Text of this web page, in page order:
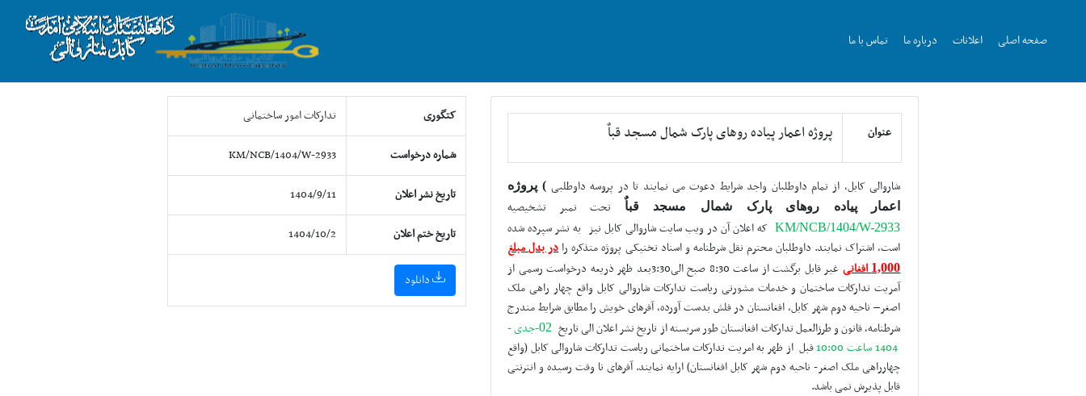
صفحه اصلی اعلانات درباره ما تماس با ما
عنوان پروژه اعمار پیاده روهای پارک شمال مسجد قباٌ
شاروالی کابل، از تمام داوطلبان واجد شرایط دعوت می نمایند تا در پروسه داوطلبی ) پروژه
اعمار پیاده روهای پارک شمال مسجد قباٌ
تحت نمبر تشخیصیه
KM/NCB/1404/W-2933 که اعلان آن در ویب سایت شاروالی کابل نیز به نشر سپرده شده
است، اشتراک نمایند. داوطلبان محترم نقل شرطنامه و اسناد تخنیکی پروژه متذکره رادر بدلمبلغ
1,000افغانی غیر قابل برگشتاز ساعت 8:30 صبح الی 3:30بعد ظهر ذریعه درخواست رسمی از
آمریتتدارکات ساختمان و خدمات مشورتی ریاست تدارکات شاروالی کابل واقع چهار راهی ملک
اصغر– ناحیه دوم شهر کابل، افغانستان در فلش بدست آورده، آفرهای خویش را مطابق شرایط مندرج
شرطنامه، قانون و طرزالعمل تدارکات افغانستان طور سربسته از تاریخ نشر اعلان الی تاریخ 02-جدی -
1404 ساعت 10:00
قبل از ظهر به امریت تدارکات ساختمانی ریاست تدارکات شاروالی کابل (واقع
چهارراهی ملک اصغر- ناحیه دوم شهر کابل افغانستان) ارایه نمایند. آفرهای نا وقت رسیده و انترنتی
قابل پذیرش نمی باشد.
کتگوری تدارکات امور ساختمانی
شماره درخواست KM/NCB/1404/W-2933
تاریخ نشر اعلان 1404/9/11
تاریخ ختم اعلان 1404/10/2